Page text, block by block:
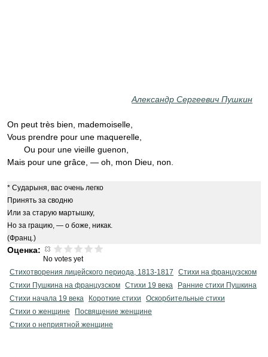
Александр Сергеевич Пушкин
On peut très bien, mademoiselle,
Vous prendre pour une maquerelle,
Ou pour une vieille guenon,
Mais pour une grâce, — oh, mon Dieu, non.
Сударыня, вас очень легко
Принять за сводню
Или за старую мартышку,
Но за грацию, — о боже, никак.
(Франц.)
Оценка:
No votes yet
Стихотворения лицейского периода, 1813-1817
Стихи на французском
Стихи Пушкина на французском Стихи 19 века
Ранние стихи Пушкина
Cтихи начала 19 века
Короткие стихи
Оскорбительные стихи
Стихи о женщине
Посвящение женщине
Стихи о неприятной женщине